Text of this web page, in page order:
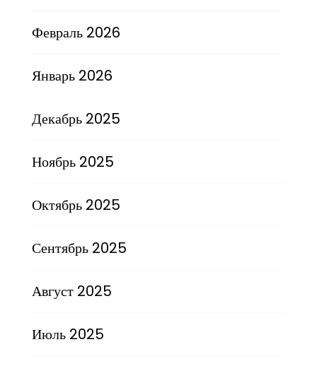
Февраль 2026
Январь 2026
Декабрь 2025
Ноябрь 2025
Октябрь 2025
Сентябрь 2025
Август 2025
Июль 2025